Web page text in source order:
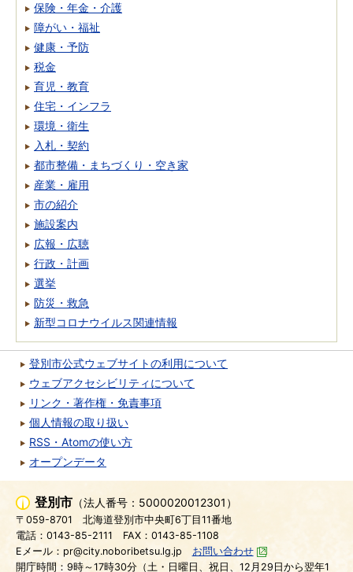
保険・年金・介護
障がい・福祉
健康・予防
税金
育児・教育
住宅・インフラ
環境・衛生
入札・契約
都市整備・まちづくり・空き家
産業・雇用
市の紹介
施設案内
広報・広聴
行政・計画
選挙
防災・救急
新型コロナウイルス関連情報
登別市公式ウェブサイトの利用について
ウェブアクセシビリティについて
リンク・著作権・免責事項
個人情報の取り扱い
RSS・Atomの使い方
オープンデータ
登別市 （法人番号：5000020012301）
〒059-8701
北海道登別市中央町6丁目11番地
電話：0143-85-2111
FAX：0143-85-1108
Eメール：pr@city.noboribetsu.lg.jp
お問い合わせ
開庁時間：9時～17時30分（土・日曜日、祝日、12月29日から翌年1